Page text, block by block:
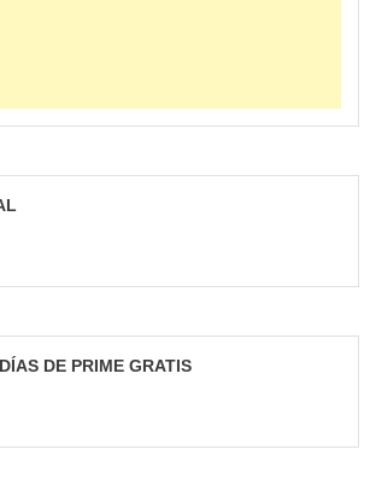
DE PRIME GRATIS